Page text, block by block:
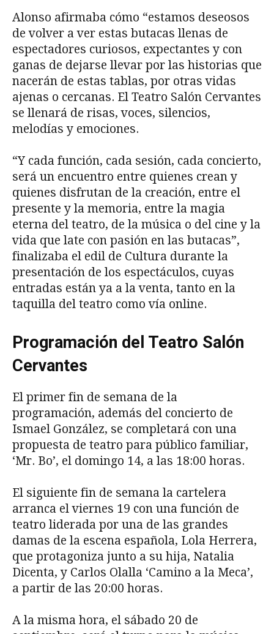
Alonso afirmaba cómo “estamos deseosos
de volver a ver estas butacas llenas de
espectadores curiosos, expectantes y con
ganas de dejarse llevar por las historias que
nacerán de estas tablas, por otras vidas
ajenas o cercanas. El Teatro Salón Cervantes
se llenará de risas, voces, silencios,
melodías y emociones.
“Y cada función, cada sesión, cada concierto,
será un encuentro entre quienes crean y
quienes disfrutan de la creación, entre el
presente y la memoria, entre la magia
eterna del teatro, de la música o del cine y la
vida que late con pasión en las butacas”,
finalizaba el edil de Cultura durante la
presentación de los espectáculos, cuyas
entradas están ya a la venta, tanto en la
taquilla del teatro como vía online.
Programación del Teatro Salón
Cervantes
El primer fin de semana de la
programación, además del concierto de
Ismael González, se completará con una
propuesta de teatro para público familiar,
‘Mr. Bo’, el domingo 14, a las 18:00 horas.
El siguiente fin de semana la cartelera
arranca el viernes 19 con una función de
teatro liderada por una de las grandes
damas de la escena española, Lola Herrera,
que protagoniza junto a su hija, Natalia
Dicenta, y Carlos Olalla ‘Camino a la Meca’,
a partir de las 20:00 horas.
A la misma hora, el sábado 20 de